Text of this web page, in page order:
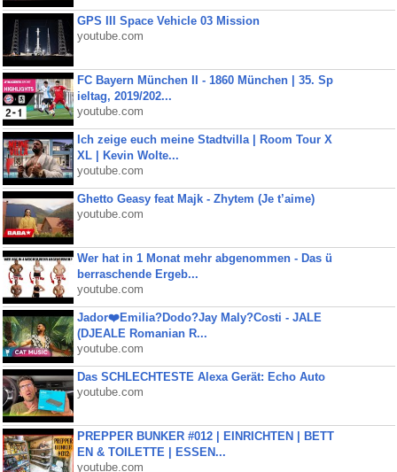
GPS III Space Vehicle 03 Mission
youtube.com
FC Bayern München II - 1860 München | 35. Sp
ieltag, 2019/202...
youtube.com
Ich zeige euch meine Stadtvilla | Room Tour X
XL | Kevin Wolte...
youtube.com
Ghetto Geasy feat Majk - Zhytem (Je t’aime)
youtube.com
Wer hat in 1 Monat mehr abgenommen - Das ü
berraschende Ergeb...
youtube.com
Jador❤️Emilia?Dodo?Jay Maly?Costi - JALE
(DJEALE Romanian R...
youtube.com
Das SCHLECHTESTE Alexa Gerät: Echo Auto
youtube.com
PREPPER BUNKER #012 | EINRICHTEN | BETT
EN & TOILETTE | ESSEN...
youtube.com